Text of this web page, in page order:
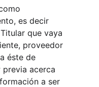
es decir
que vaya
proveedor
éste de
previa acerca
a ser